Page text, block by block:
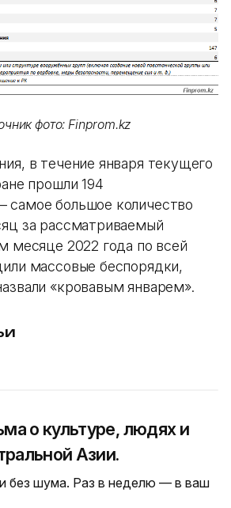
фото: Finprom.kz
в течение января текущего
прошли 194
большое количество
за рассматриваемый
месяце 2022 года по всей
массовые беспорядки,
«кровавым январем».
о культуре, людях и
Азии.
без шума. Раз в неделю — в ваш